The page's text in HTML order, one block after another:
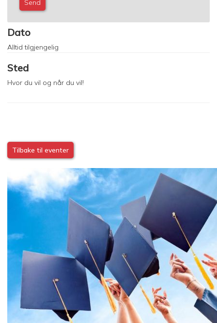
Dato
Alltid tilgjengelig
Sted
Hvor du vil og når du vil!
Tilbake til eventer